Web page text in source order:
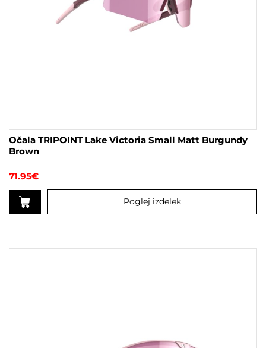
Očala TRIPOINT Lake Victoria Small Matt Burgundy
Brown
71.95€
Poglej izdelek